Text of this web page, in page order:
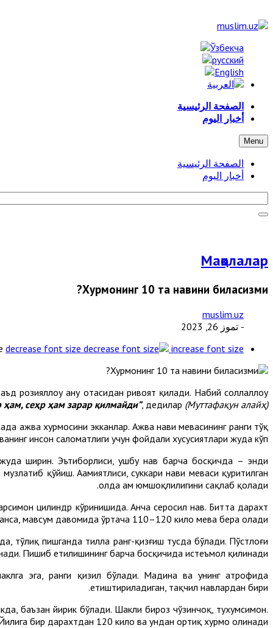
الصفحة الرئيسية
أخبار اليوم
Menu
الصفحة الرئيسية
أخبار اليوم
Мақолалар
Хурмонинг 10 та навини биласизми?
muslim.uz
- تموز 26, 2023
decrease font size increase font size
розияллоҳу анҳу отасидан ривоят қилади. Набий соллаллоҳу
сеҳр ҳам зарар қилмайди”, дедилар (Муттафақун алайҳ)
ажва хурмосини экканлар. Ажва нави мевасининг ранги тўқ
инсон саломатлиги учун фойдали хусусиятлари жуда кўп.
ширин. Эътиборлиси, ушбу нав барча босқичда – энди
қўйиш. Аҳамиятлиси, суккари нави меваси қуритилган
ҳолда ҳам юмшоқлилигини сақлаб қолади.
цилиндр кўринишида. Анча серҳосил нав. Битта дарахт
мавсум давомида ўртача 110–120 кило мева бера олади.
тўлиқ пишганда тилла ранг-қизғиш тусда бўлади. Пўстлоғи
Пишиб етилишининг барча босқичида истеъмол қилинади.
эга, ранги қизил бўлади. Мадина ва унинг атрофида
етиштириладиган, тақчил навлардан бири.
баъзан йирик бўлади. Шакли бироз чўзинчоқ, тухумсимон.
бир дарахтдан 120 кило ва ундан ортиқ хурмо олинади.